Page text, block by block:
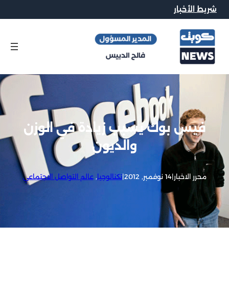
شريط الأخبار
فيس بوك يسبب زيادة في الوزن
والديون
محرر الاخبار|14 نوفمبر, 2012 |تكنالوجيا, عالم التواصل الاجتماعي